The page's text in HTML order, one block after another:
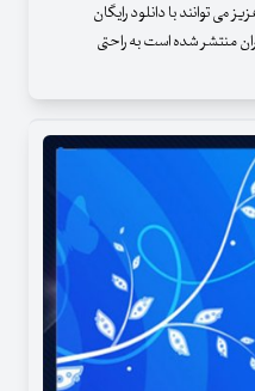
می توانند با دانلود رایگان
منتشر شده است به راحتی